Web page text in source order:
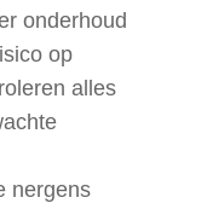
onderhoud
op
alles
nergens